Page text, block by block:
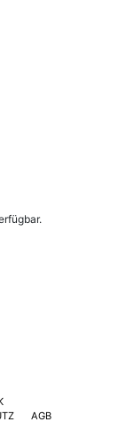
AGB